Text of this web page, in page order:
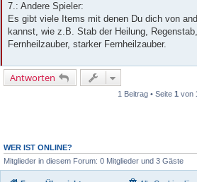
7.: Andere Spieler:
Es gibt viele Items mit denen Du dich von
kannst, wie z.B. Stab der Heilung,
Fernheilzauber, starker Fernheilzauber.
Antworten
1 Beitrag • Seite 1 von
WER IST ONLINE?
Mitglieder in diesem Forum: 0 Mitglieder und 3 Gäste